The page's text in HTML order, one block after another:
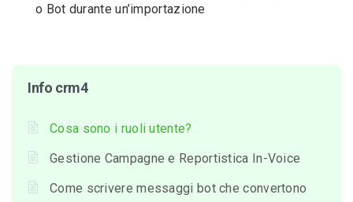
o Bot durante un’importazione
Info crm4
Cosa sono i ruoli utente?
Gestione Campagne e Reportistica In-Voice
Come scrivere messaggi bot che convertono